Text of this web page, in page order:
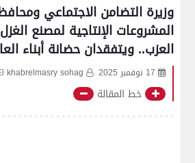
وزيرة التضامن الاجتماعي
المشروعات الإنتاجية لمصنع
العزب.. ويتفقدان حضانة أبناء
17 نوفمبر 2025 khabrelmasry sohag
خط المقالة